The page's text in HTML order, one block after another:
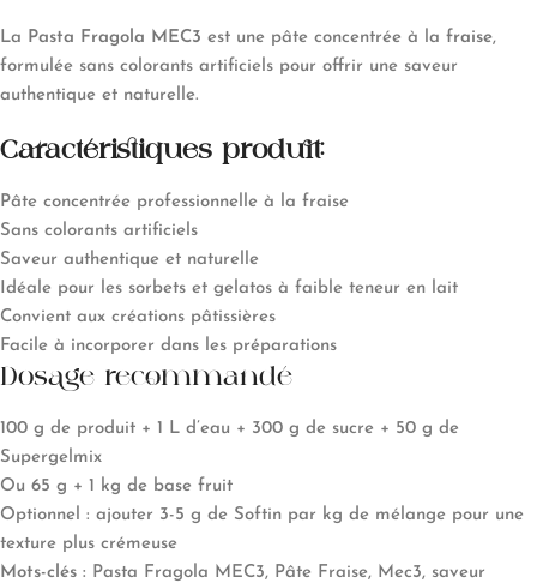
La Pasta Fragola MEC3 est une pâte concentrée à la fraise,
formulée sans colorants artificiels pour offrir une saveur
authentique et naturelle.
Caractéristiques produit:
Pâte concentrée professionnelle à la fraise
Sans colorants artificiels
Saveur authentique et naturelle
Idéale pour les sorbets et gelatos à faible teneur en lait
Convient aux créations pâtissières
Facile à incorporer dans les préparations
Dosage recommandé
100 g de produit + 1 L d’eau + 300 g de sucre + 50 g de
Supergelmix
Ou 65 g + 1 kg de base fruit
Optionnel : ajouter 3-5 g de Softin par kg de mélange pour une
texture plus crémeuse
Mots-clés : Pasta Fragola MEC3, Pâte Fraise, Mec3, saveur